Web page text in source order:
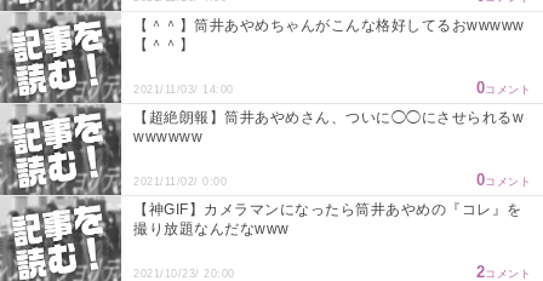
【＾＾】筒井あやめちゃんがこんな格好してるおwwwww
【＾＾】
2021/11/03/ 14:00 0コメント
【超絶朗報】筒井あやめさん、ついに◯◯にさせられるw
wwwwww
2021/11/02/ 0:00 0コメント
【神GIF】カメラマンになったら筒井あやめの『コレ』を
撮り放題なんだなwww
2021/10/23/ 20:00 2コメント